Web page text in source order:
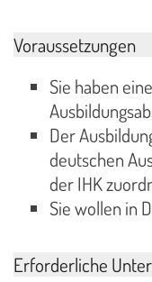
Voraussetzungen
Sie haben
Der
deutschen
der IHK
Sie wollen in
Erforderliche